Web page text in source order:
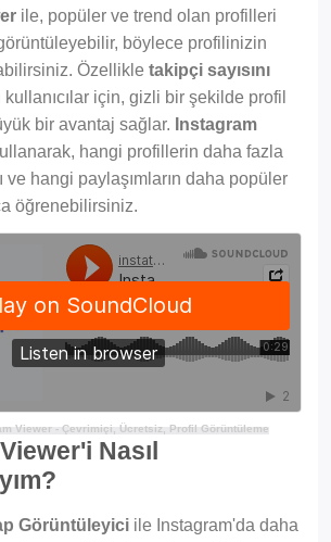
ile, popüler ve trend olan profilleri
böylece profilinizin
Özellikle takipçi sayısını
kullanıcılar için, gizli bir şekilde profil
bir avantaj sağlar. Instagram
hangi profillerin daha fazla
ve hangi paylaşımların daha popüler
öğrenebilirsiniz.
Viewer - Çevrimiçi, Ücretsiz, Profil Görüntüleme
Nasıl
Görüntüleyici ile Instagram'da daha